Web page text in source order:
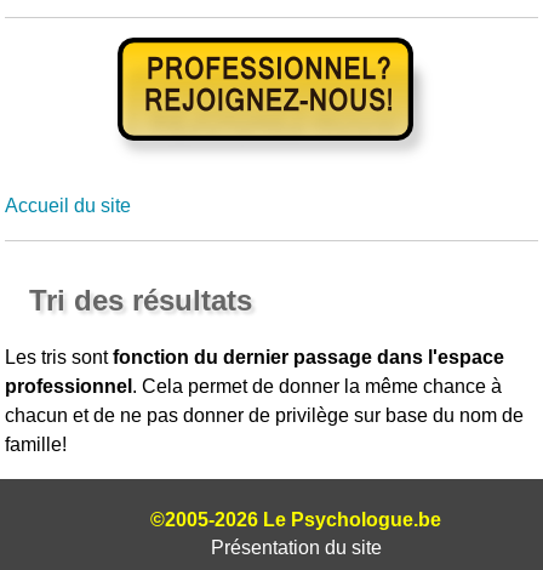
Accueil du site
Tri des résultats
Les tris sontfonction du dernier passage dans l'espace
professionnel . Cela permet de donner la même chance à
chacun et de ne pas donner de privilège sur base du nom de
famille!
©2005-2026 Le Psychologue.be
Présentation du site